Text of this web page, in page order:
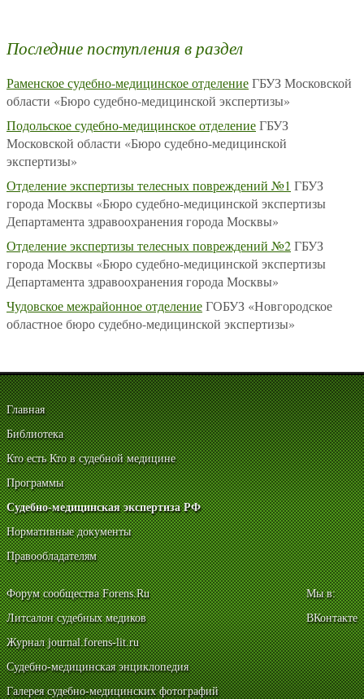
Последние поступления в раздел
Раменское судебно-медицинское отделениеГБУЗ Московской
области «Бюро судебно-медицинской экспертизы»
Подольское судебно-медицинское отделениеГБУЗ
Московской области «Бюро судебно-медицинской
экспертизы»
Отделение экспертизы телесных повреждений №1 ГБУЗ
города Москвы «Бюро судебно-медицинской экспертизы
Департамента здравоохранения города Москвы»
Отделение экспертизы телесных повреждений №2ГБУЗ
города Москвы «Бюро судебно-медицинской экспертизы
Департамента здравоохранения города Москвы»
Чудовское межрайонное отделениеГОБУЗ «Новгородское
областное бюро судебно-медицинской экспертизы»
Главная
Библиотека
Кто есть Кто в судебной медицине
Программы
Судебно-медицинская экспертиза РФ
Нормативные документы
Правообладателям
Форум сообщества Forens.Ru
Литсалон судебных медиков
Журнал journal.forens-lit.ru
Судебно-медицинская энциклопедия
Галерея судебно-медицинских фотографий
Мы в:
ВКонтакте